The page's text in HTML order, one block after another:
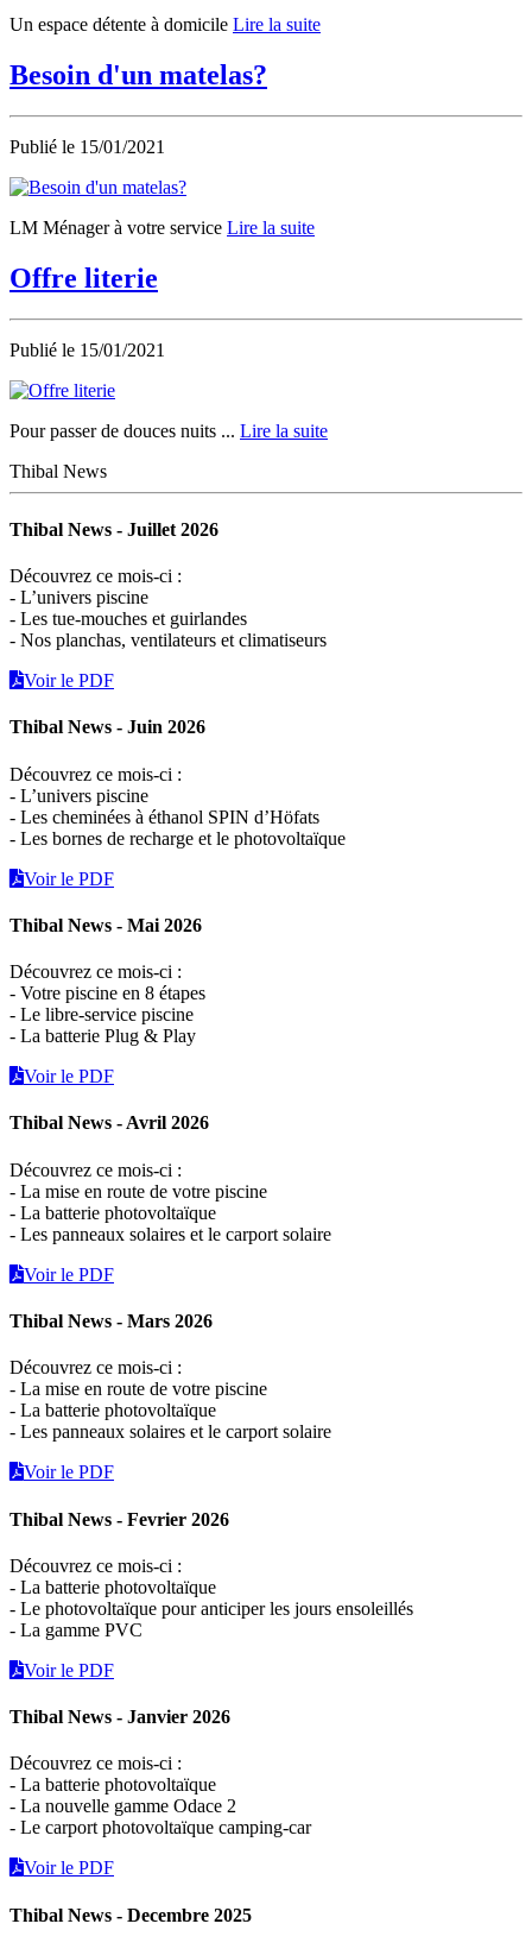
Un espace détente à domicile Lire la suite
Besoin d'un matelas?
Publié le 15/01/2021
LM Ménager à votre service Lire la suite
Offre literie
Publié le 15/01/2021
Pour passer de douces nuits ... Lire la suite
Thibal News
Thibal News - Juillet 2026
Découvrez ce mois-ci :
- L’univers piscine
- Les tue-mouches et guirlandes
- Nos planchas, ventilateurs et climatiseurs
Voir le PDF
Thibal News - Juin 2026
Découvrez ce mois-ci :
- L’univers piscine
- Les cheminées à éthanol SPIN d’Höfats
- Les bornes de recharge et le photovoltaïque
Voir le PDF
Thibal News - Mai 2026
Découvrez ce mois-ci :
- Votre piscine en 8 étapes
- Le libre-service piscine
- La batterie Plug & Play
Voir le PDF
Thibal News - Avril 2026
Découvrez ce mois-ci :
- La mise en route de votre piscine
- La batterie photovoltaïque
- Les panneaux solaires et le carport solaire
Voir le PDF
Thibal News - Mars 2026
Découvrez ce mois-ci :
- La mise en route de votre piscine
- La batterie photovoltaïque
- Les panneaux solaires et le carport solaire
Voir le PDF
Thibal News - Fevrier 2026
Découvrez ce mois-ci :
- La batterie photovoltaïque
- Le photovoltaïque pour anticiper les jours ensoleillés
- La gamme PVC
Voir le PDF
Thibal News - Janvier 2026
Découvrez ce mois-ci :
- La batterie photovoltaïque
- La nouvelle gamme Odace 2
- Le carport photovoltaïque camping-car
Voir le PDF
Thibal News - Decembre 2025